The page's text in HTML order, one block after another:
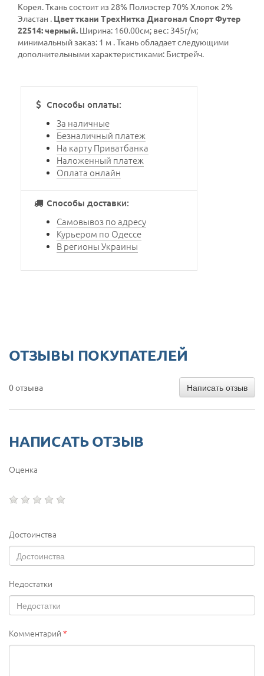
Корея. Ткань состоит из 28% Полиэстер 70% Хлопок 2%
Эластан . Цвет ткани ТрехНитка Диагонал Спорт Футер
22514: черный. Ширина: 160.00см; вес: 345г/м;
минимальный заказ: 1 м . Ткань обладает следующими
дополнительными характеристиками: Бистрейч.
Способы оплаты:
За наличные
Безналичный платеж
На карту Приватбанка
Наложенный платеж
Оплата онлайн
Способы доставки:
Cамовывоз по адресу
Курьером по Одессе
В регионы Украины
ОТЗЫВЫ ПОКУПАТЕЛЕЙ
0 отзыва Написать отзыв
НАПИСАТЬ ОТЗЫВ
Оценка
Достоинства
Недостатки
Комментарий *